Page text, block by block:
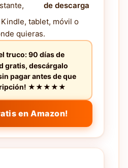
de descarga
tablet, móvil o
quieras.
truco: 90 días de
gratis, descárgalo
pagar antes de que
★★★★★
en Amazon!